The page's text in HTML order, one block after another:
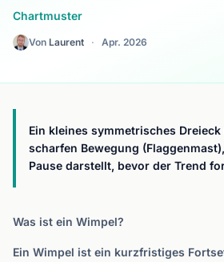
Chartmuster
Von Laurent · Apr. 2026
Ein kleines symmetrisches
scharfen Bewegung
Pause darstellt, bevor der Trend
Was ist ein Wimpel?
Ein Wimpel ist ein kurzfristiges